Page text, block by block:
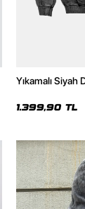
Yıkamalı Siyah
1.399,90 TL